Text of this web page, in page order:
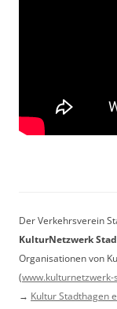
Der Verkehrsverein
KulturNetzwerk
Organisationen von
(www.kulturnetzwerk-
→ Kultur Stadthagen